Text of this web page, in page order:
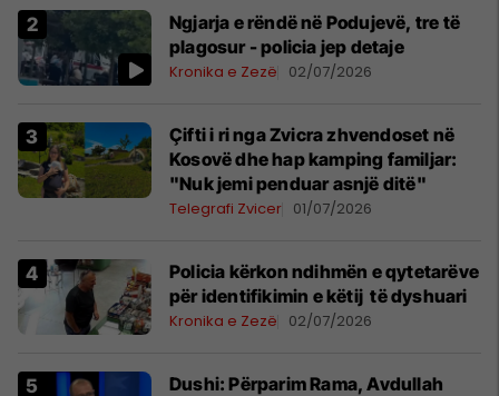
Ngjarja e rëndë në Podujevë, tre të
plagosur - policia jep detaje
Kronika e Zezë 02/07/2026
Çifti i ri nga Zvicra zhvendoset në
Kosovë dhe hap kamping familjar:
"Nuk jemi penduar asnjë ditë"
Telegrafi Zvicer 01/07/2026
Policia kërkon ndihmën e qytetarëve
për identifikimin e këtij të dyshuari
Kronika e Zezë 02/07/2026
Dushi: Përparim Rama, Avdullah